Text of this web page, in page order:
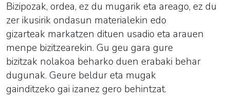
Bizipozak, ordea, ez du mugarik eta areago, ez du
zer ikusirik ondasun materialekin edo
gizarteak markatzen dituen usadio eta arauen
menpe bizitzearekin. Gu geu gara gure
bizitzak nolakoa beharko duen erabaki behar
dugunak. Geure beldur eta mugak
gainditzeko gai izanez gero behintzat.